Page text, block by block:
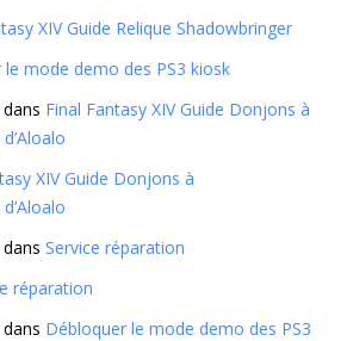
XIV Guide Relique Shadowbringer
le mode demo des PS3 kiosk
dans Final Fantasy XIV Guide Donjons à
XIV Guide Donjons à
dans Service réparation
réparation
dans Débloquer le mode demo des PS3